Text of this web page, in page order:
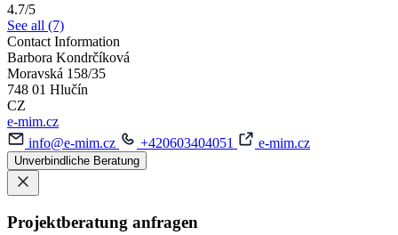
4.7/5
See all (7)
Contact Information
Barbora Kondrčíková
Moravská 158/35
748 01 Hlučín
CZ
e-mim.cz
info@e-mim.cz
+420603404051 e-mim.cz
Unverbindliche Beratung
Projektberatung anfragen